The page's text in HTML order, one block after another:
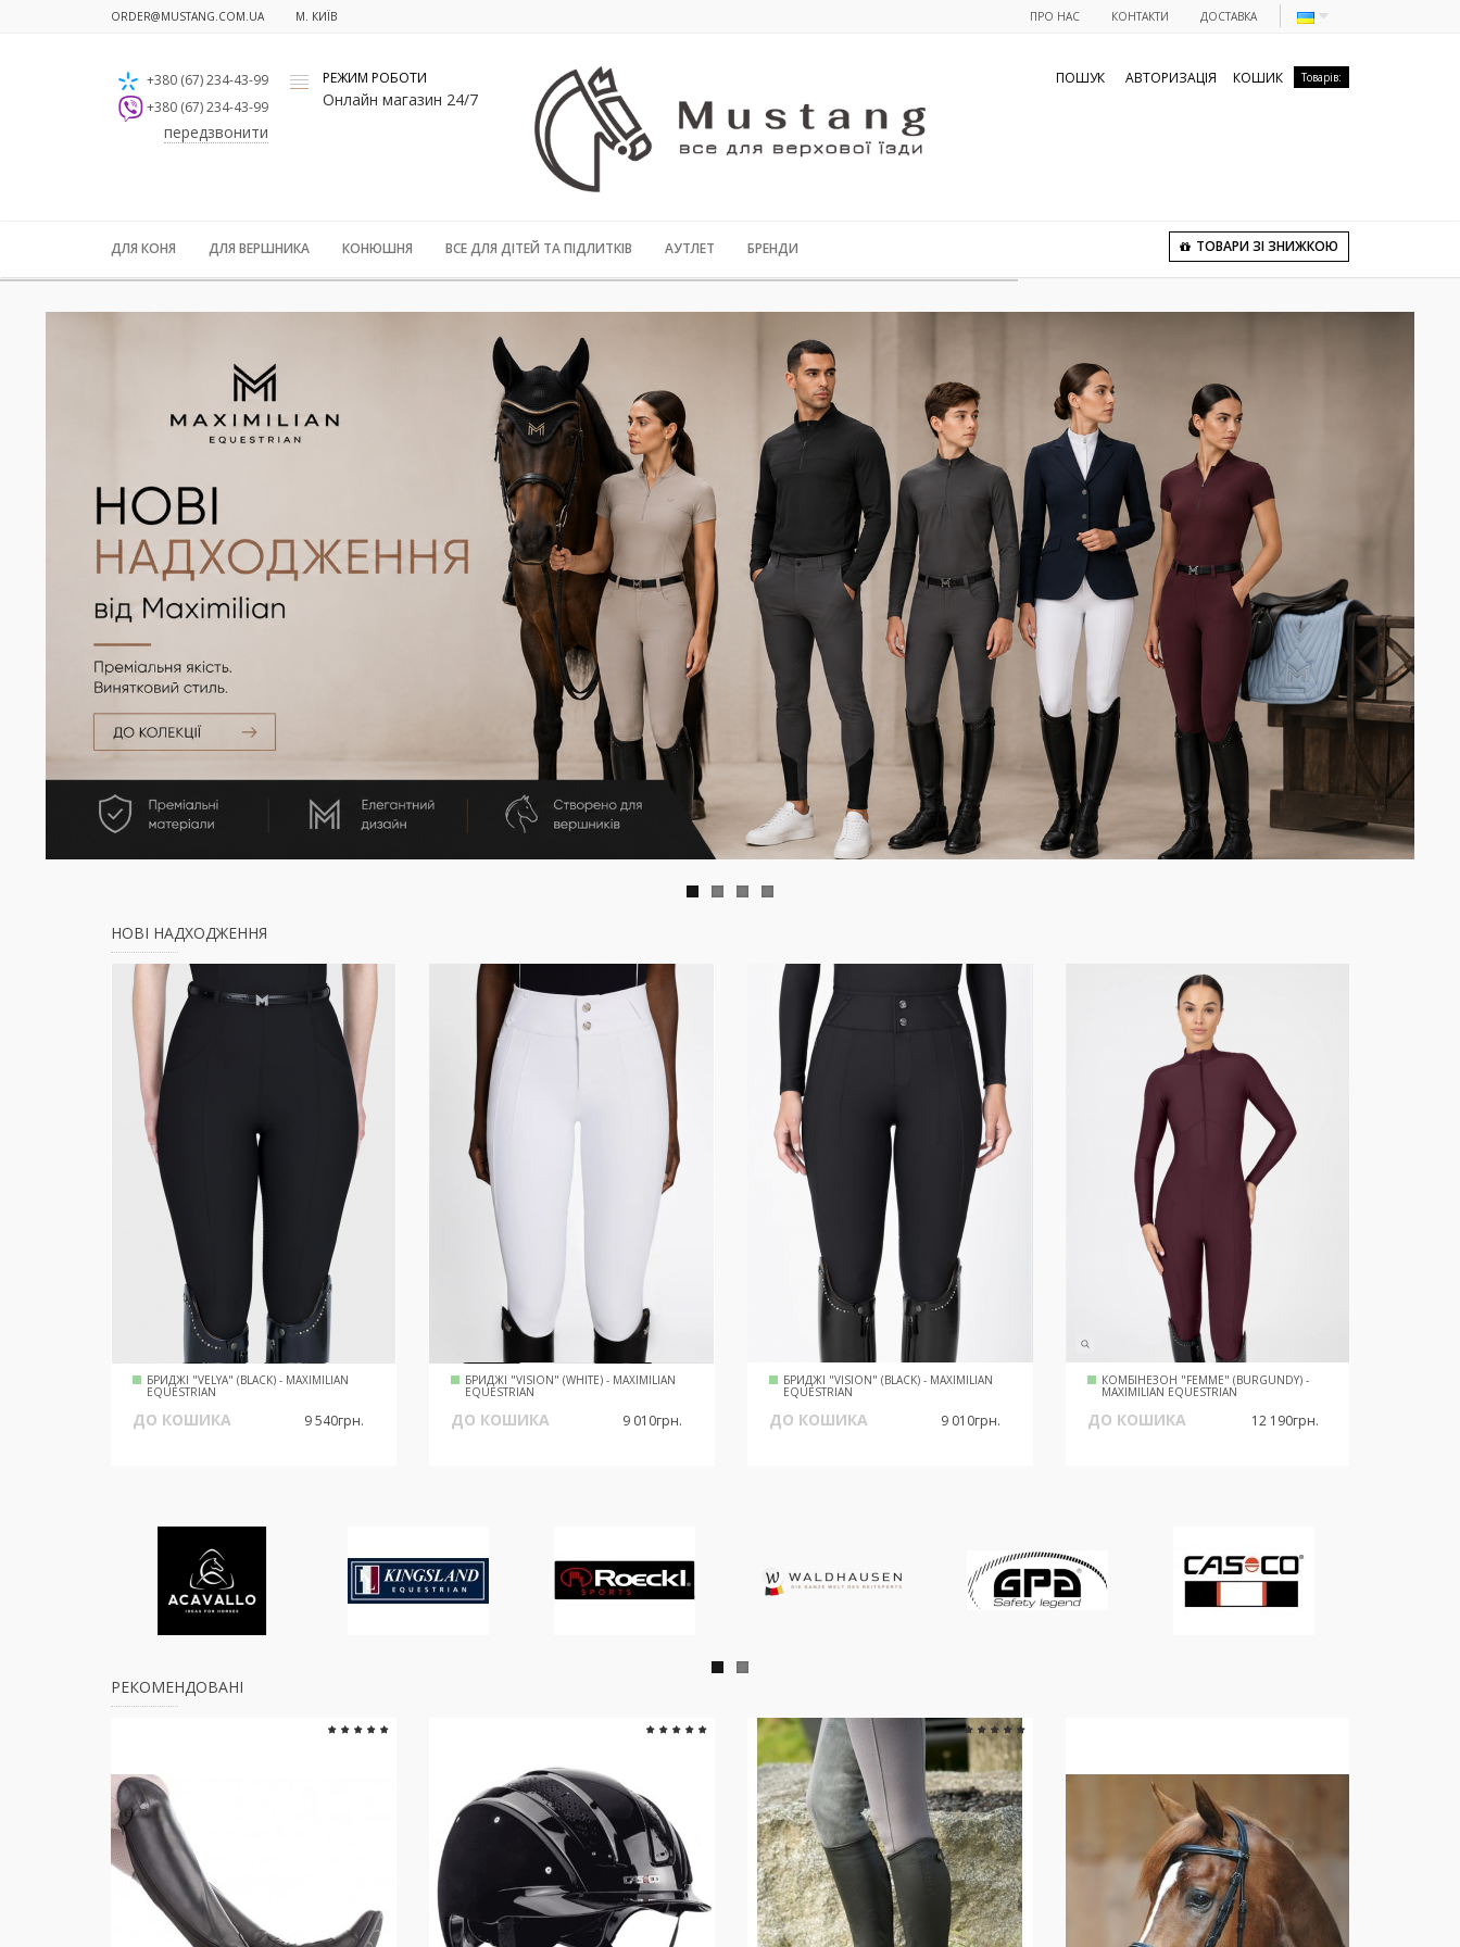
ORDER@MUSTANG.COM.UA М. КИЇВ ПРО НАС КОНТАКТИ ДОСТАВКА
+380 (67) 234-43-99
+380 (67) 234-43-99
передзвонити
РЕЖИМ РОБОТИ
Онлайн магазин 24/7
ПОШУК АВТОРИЗАЦІЯ КОШИК Товарів:
ДЛЯ КОНЯ ДЛЯ ВЕРШНИКА КОНЮШНЯ ВСЕ ДЛЯ ДІТЕЙ ТА ПІДЛИТКІВ АУТЛЕТ БРЕНДИ ТОВАРИ ЗІ ЗНИЖКОЮ
НОВІ НАДХОДЖЕННЯ
БРИДЖІ "VELYA" (BLACK) - MAXIMILIAN
EQUESTRIAN
ДО КОШИКА 9 540грн.
БРИДЖІ "VISION" (WHITE) - MAXIMILIAN
EQUESTRIAN
ДО КОШИКА 9 010грн.
БРИДЖІ "VISION" (BLACK) - MAXIMILIAN
EQUESTRIAN
ДО КОШИКА 9 010грн.
КОМБІНЕЗОН "FEMME" (BURGUNDY) -
MAXIMILIAN EQUESTRIAN
ДО КОШИКА 12 190грн.
РЕКОМЕНДОВАНІ